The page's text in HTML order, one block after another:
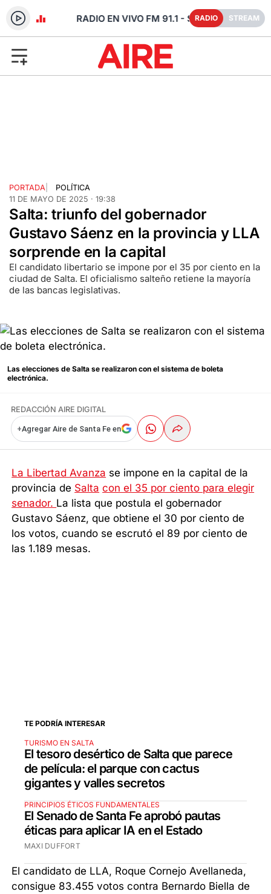
FE RADIO STREAM
PORTADA
POLÍTICA
11 DE MAYO DE 2025 · 19:38
Salta: triunfo del gobernador
Gustavo Sáenz en la provincia y LLA
sorprende en la capital
El candidato libertario se impone por el 35 por ciento en la
ciudad de Salta. El oficialismo salteño retiene la mayoría
de las bancas legislativas.
Las elecciones de Salta se realizaron con el sistema de boleta
electrónica.
REDACCIÓN AIRE DIGITAL
+Agregar Aire de Santa Fe en
La Libertad Avanza se impone en la capital de la
provincia de Salta con el 35 por ciento para elegir
senador. La lista que postula el gobernador
Gustavo Sáenz, que obtiene el 30 por ciento de
los votos, cuando se escrutó el 89 por ciento de
las 1.189 mesas.
TE PODRÍA INTERESAR
TURISMO EN SALTA
El tesoro desértico de Salta que parece
de película: el parque con cactus
gigantes y valles secretos
PRINCIPIOS ÉTICOS FUNDAMENTALES
El Senado de Santa Fe aprobó pautas
éticas para aplicar IA en el Estado
MAXI DUFFORT
El candidato de LLA, Roque Cornejo Avellaneda,
consigue 83.455 votos contra Bernardo Biella de